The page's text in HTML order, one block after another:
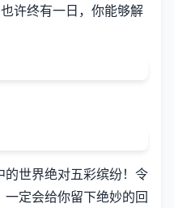
许终有一日，你能够解
的世界绝对五彩缤纷！令
定会给你留下绝妙的回